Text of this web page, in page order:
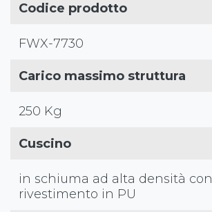
Codice prodotto
FWX-7730
Carico massimo struttura
250 Kg
Cuscino
in schiuma ad alta densità con
rivestimento in PU